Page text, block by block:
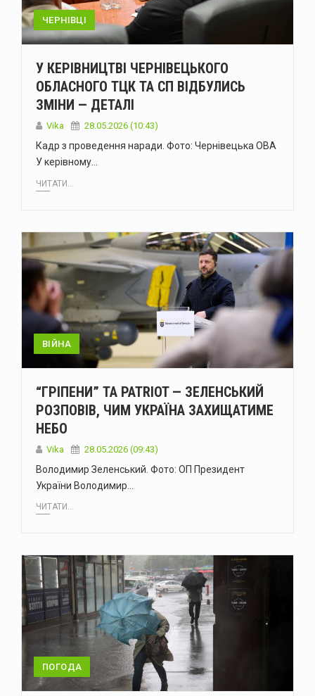
Український гросмейстер Василь Іванчук увійде до Зали світової шахової слави
ЧЕРНІВЦІ
У КЕРІВНИЦТВІ ЧЕРНІВЕЦЬКОГО
ОБЛАСНОГО ТЦК ТА СП ВІДБУЛИСЬ
ЗМІНИ — ДЕТАЛІ
Vika 28.05.2026 (10:43)
Кадр з проведення наради. Фото: Чернівецька ОВА
У керівному…
ЧИТАТИ...
ВІЙНА
“ГРІПЕНИ” ТА PATRIOT — ЗЕЛЕНСЬКИЙ
РОЗПОВІВ, ЧИМ УКРАЇНА ЗАХИЩАТИМЕ
НЕБО
Vika 28.05.2026 (09:43)
Володимир Зеленський. Фото: ОП Президент
України Володимир…
ЧИТАТИ...
ПОГОДА